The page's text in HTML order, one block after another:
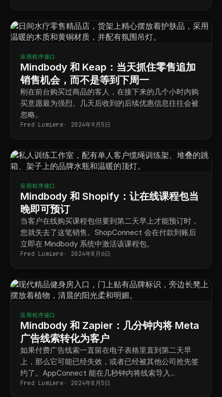
应用程序接口
Mindbody 和 Keap：当天抓住零售追加
销售机会，而不是等到下周一
刚在前台购买过商品的客人，在接下来的几个小时内购
买意愿最为强烈。几天后收到的后续优惠信息往往会被
忽略。
Fred Lumiere 2024年9月5日
应用程序接口
Mindbody 和 Shopify：让在线课程包当
晚即可预订
当客户在线购买课程包但要到第二天早上才能预订时，
您就失去了这笔销售。ShopConnect 会在付款到账后
立即在 Mindbody 系统中激活该课程包。
Fred Lumiere 2024年8月6日
应用程序接口
Mindbody 和 Zapier：几分钟内将 Meta
广告线索转化为客户
如果付费广告线索一直留在电子表格里直到第二天早
上，那么它可能已经失效，或者已经被其他公司抢先签
约了。AppConnect 能在几秒钟内将线索导入
Mindbody，并在线索仍然活跃时立即展开后续跟进。
Fred Lumiere 2024年8月5日